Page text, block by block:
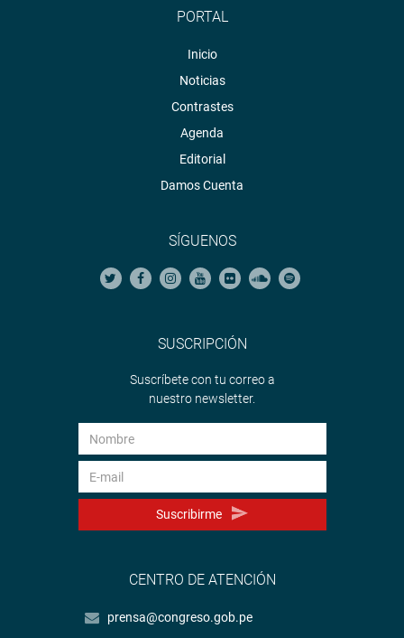
PORTAL
Inicio
Noticias
Contrastes
Agenda
Editorial
Damos Cuenta
SÍGUENOS
SUSCRIPCIÓN
Suscríbete con tu correo a
nuestro newsletter.
Suscribirme
CENTRO DE ATENCIÓN
prensa@congreso.gob.pe